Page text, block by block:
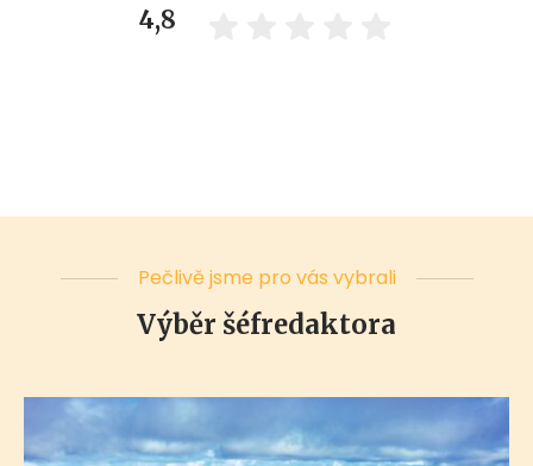
4,8
Pečlivě jsme pro vás vybrali
Výběr šéfredaktora